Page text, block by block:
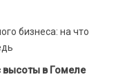
бизнеса: на что
высоты в Гомеле